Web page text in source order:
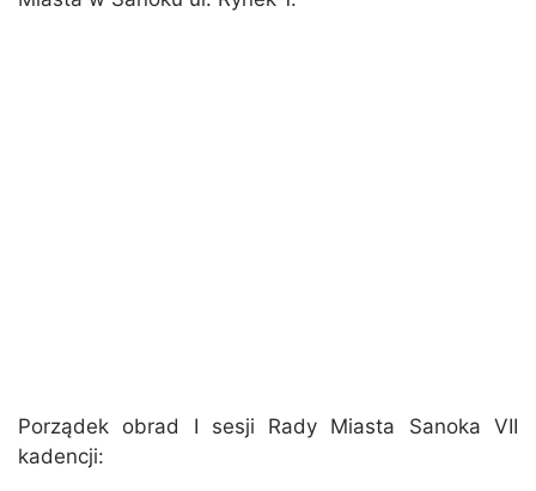
Porządek obrad I sesji Rady Miasta Sanoka VII
kadencji: